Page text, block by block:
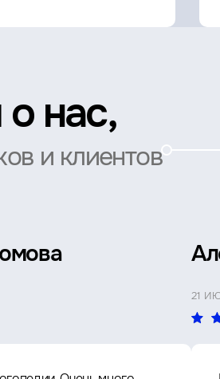
нас,
и клиентов
21